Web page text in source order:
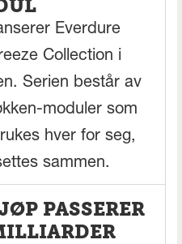
Everdure
Collection i
Serien består av
moduler som
hver for seg,
sammen.
PASSERER